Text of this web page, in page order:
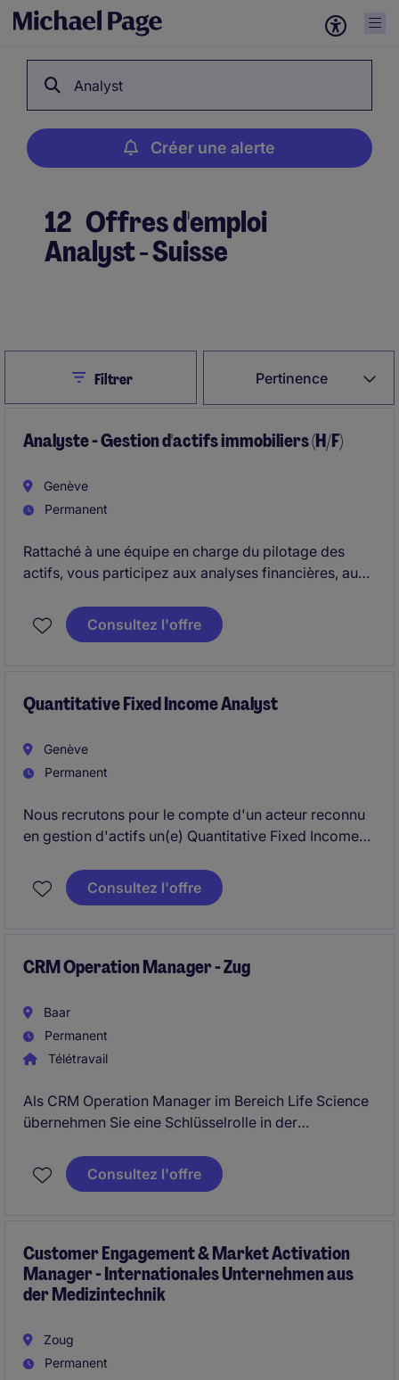
Analyst
Créer une alerte
12 Offres d'emploi
Analyst - Suisse
Pertinence
CloseFiltrer
Analyste - Gestion d'actifs immobiliers (H/F)
Genève
Permanent
Rattaché à une équipe en charge du pilotage des
actifs, vous participez aux analyses financières, au
l'accompagnement des projets en cours. Vous
intervenez sur des sujets variés, à la fois analytiques
Consultez l'offre
Quantitative Fixed Income Analyst
Genève
Permanent
Nous recrutons pour le compte d'un acteur reconnu
en gestion d'actifs un(e) Quantitative Fixed Income
et de développement d'outils d'investissement
obligataires.
terme, vers un rôle de Portfolio Manager.
Consultez l'offre
CRM Operation Manager - Zug
Baar
Permanent
Télétravail
Als CRM Operation Manager im Bereich Life Science
übernehmen Sie eine Schlüsselrolle in der
Sie sind verantwortlich für die Sicherstellung einer
reibungslosen Systemnutzung und spielen eine
Consultez l'offre
Customer Engagement & Market Activation
Manager - Internationales Unternehmen aus
der Medizintechnik
Zoug
Permanent